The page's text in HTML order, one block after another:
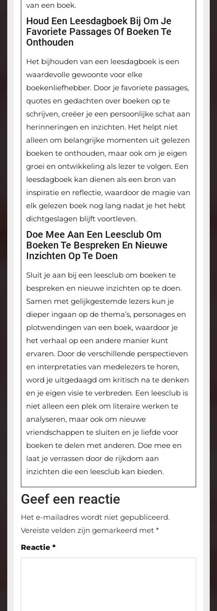
van een boek.
Houd Een Leesdagboek Bij Om Je
Favoriete Passages Of Boeken Te
Onthouden
Het bijhouden van een leesdagboek is een
waardevolle gewoonte voor elke
boekenliefhebber. Door je favoriete passages,
quotes en gedachten over boeken op te
schrijven, creëer je een persoonlijke schat aan
herinneringen en inzichten. Het helpt niet
alleen om belangrijke momenten uit gelezen
boeken te onthouden, maar ook om je eigen
groei en ontwikkeling als lezer te volgen. Een
leesdagboek kan dienen als een bron van
inspiratie en reflectie, waardoor de magie van
elk gelezen boek nog lang nadat je het hebt
dichtgeslagen blijft voortleven.
Doe Mee Aan Een Leesclub Om
Boeken Te Bespreken En Nieuwe
Inzichten Op Te Doen
Sluit je aan bij een leesclub om boeken te
bespreken en nieuwe inzichten op te doen.
Samen met gelijkgestemde lezers kun je
dieper ingaan op de thema’s, personages en
plotwendingen van een boek, waardoor je
het verhaal op een andere manier kunt
ervaren. Door de verschillende perspectieven
en interpretaties van medelezers te horen,
word je uitgedaagd om kritisch na te denken
en je eigen visie te verbreden. Een leesclub is
niet alleen een plek om literaire werken te
analyseren, maar ook om nieuwe
vriendschappen te sluiten en je liefde voor
boeken te delen met anderen. Doe mee en
laat je verrassen door de rijkdom aan
inzichten die een leesclub kan bieden.
Geef een reactie
Het e-mailadres wordt niet gepubliceerd.
Vereiste velden zijn gemarkeerd met *
Reactie *